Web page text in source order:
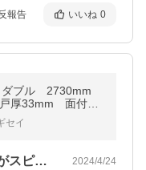
報告 いいね 0
ブル 2730mm
厚33mm 面付レ
寄せ1~2日】
セイ
テーブルの再塗装に使いましたがスピード… 2024/4/24